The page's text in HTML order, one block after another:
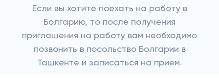
Если вы хотите поехать на работу в
Болгарию, то после получения
приглашения на работу вам необходимо
позвонить в посольство Болгарии в
Ташкенте и записаться на прием.